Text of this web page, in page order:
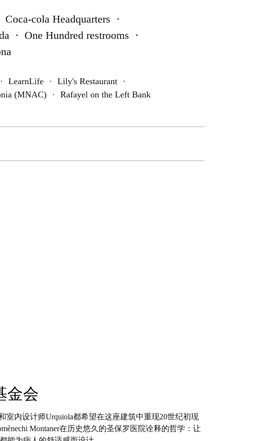
Coca-cola Headquarters
·
· One Hundred restrooms
·
· LearnLife · Lily's Restaurant
·
(MNAC) · Rafayel on the Left Bank
金会
室内设计师Urquiola都希望在这座建筑中重现20世纪初现
Montaner在历史悠久的圣保罗医院诠释的哲学：让